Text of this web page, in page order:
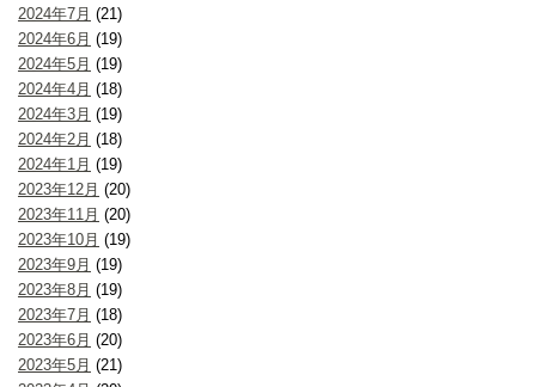
2024年7月 (21)
2024年6月 (19)
2024年5月 (19)
2024年4月 (18)
2024年3月 (19)
2024年2月 (18)
2024年1月 (19)
2023年12月 (20)
2023年11月 (20)
2023年10月 (19)
2023年9月 (19)
2023年8月 (19)
2023年7月 (18)
2023年6月 (20)
2023年5月 (21)